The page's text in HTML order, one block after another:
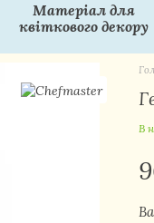
Матеріал для
квіткового декору
В